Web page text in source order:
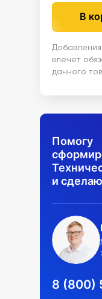
В
влечет
данного
Помогу
и
8 (800)